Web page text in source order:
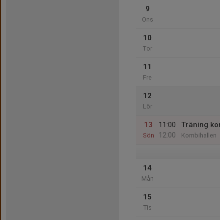
9
Ons
10
Tor
11
Fre
12
Lör
13
Sön
11:00
12:00
Träning
Kombihallen
14
Mån
15
Tis